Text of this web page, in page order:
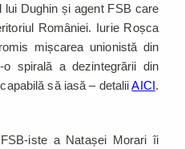
Dughin și agent FSB care
României. Iurie Roșca
mișcarea unionistă din
o spirală a dezintegrării din
să iasă – detaliiAICI.
iste a Natașei Morari îi